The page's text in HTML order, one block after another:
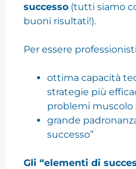
successo (tutti siamo
buoni risultati!).
Per essere
ottima capacità
strategie più
problemi muscolo
grande
successo”
Gli “elementi di